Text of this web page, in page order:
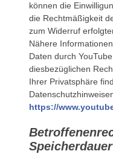
können die
die Rechtmäßigkeit
zum Widerruf
Nähere
Daten durch
diesbezüglichen
Ihrer Privatsphäre
https://
Speicherdauer